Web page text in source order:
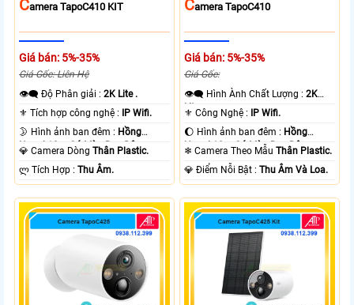
CAmera TapoC410 KIT
Giá bán: 5%-35%
Giá Gốc: Liên Hệ
👁️‍🗨 Độ Phân giải :2K Lite .
⚜️ Tích hợp công nghệ : IP Wifi.
🌛 Hình ảnh ban đêm : Hồng
Ngoại 10m Có Màu Ban Ðêm.
💎 Camera DòngThân Plastic.
️ლ Tích Hợp :Thu Âm.
CAmera TapoC410
Giá bán: 5%-35%
Giá Gốc:
👁️‍🗨 Hình Ành Chất Lượng :2K
Lite .
⚜️ Công Nghệ : IP Wifi.
🌔 Hình ảnh ban đêm : Hồng
Ngoại 10m Có Màu Ban Ðêm.
❄ Camera Theo MẫuThân Plastic.
️💎 Điểm Nỗi Bật :Thu Âm Và Loa.